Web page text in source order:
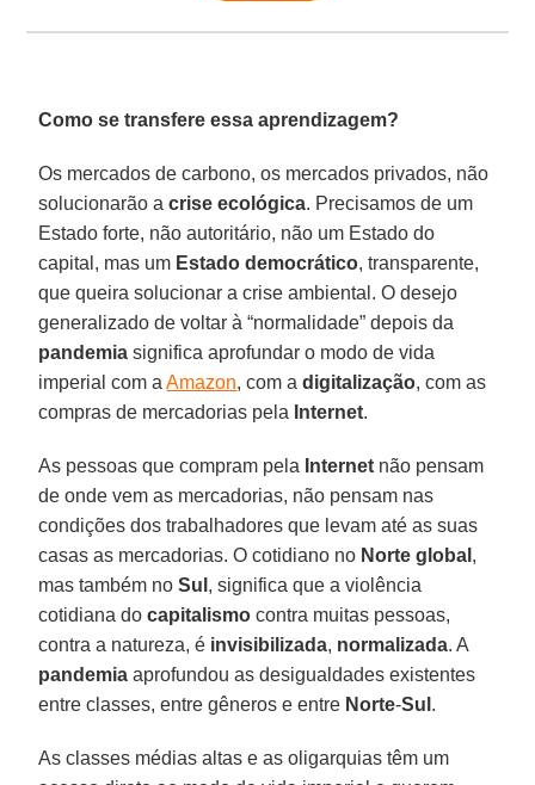
Como se transfere essa aprendizagem?
Os mercados de carbono, os mercados privados, não
solucionarão acrise ecológica. Precisamos de um
Estado forte, não autoritário, não um Estado do
capital, mas um Estado democrático, transparente,
que queira solucionar a crise ambiental. O desejo
generalizado de voltar à “normalidade” depois da
pandemia significa aprofundar o modo de vida
imperial com aAmazon, com adigitalização, com as
compras de mercadorias pela Internet.
As pessoas que compram pela Internet não pensam
de onde vem as mercadorias, não pensam nas
condições dos trabalhadores que levam até as suas
casas as mercadorias. O cotidiano no Norte global ,
mas também noSul , significa que a violência
cotidiana docapitalismo contra muitas pessoas,
contra a natureza, é invisibilizada, normalizada. A
pandemia aprofundou as desigualdades existentes
entre classes, entre gêneros e entre Norte-Sul .
As classes médias altas e as oligarquias têm um